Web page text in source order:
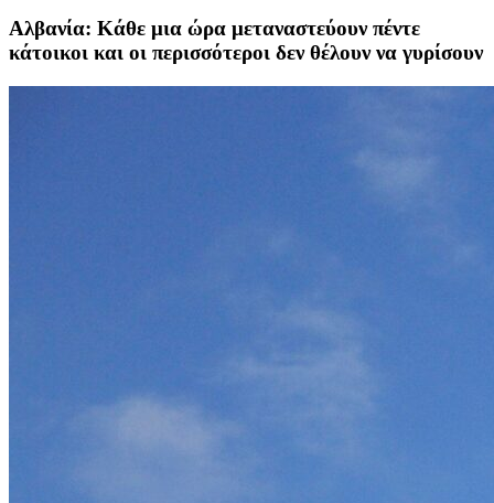
Αλβανία: Κάθε μια ώρα μεταναστεύουν πέντε
κάτοικοι και οι περισσότεροι δεν θέλουν να γυρίσουν